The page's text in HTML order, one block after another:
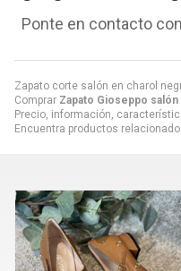
Zapato corte salón en charol
Comprar Zapato Gioseppo
Precio, información,
Encuentra productos
Ponte en contacto